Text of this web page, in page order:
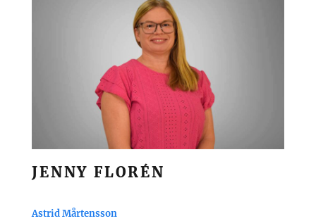
JENNY FLORÉN
Astrid Mårtensson